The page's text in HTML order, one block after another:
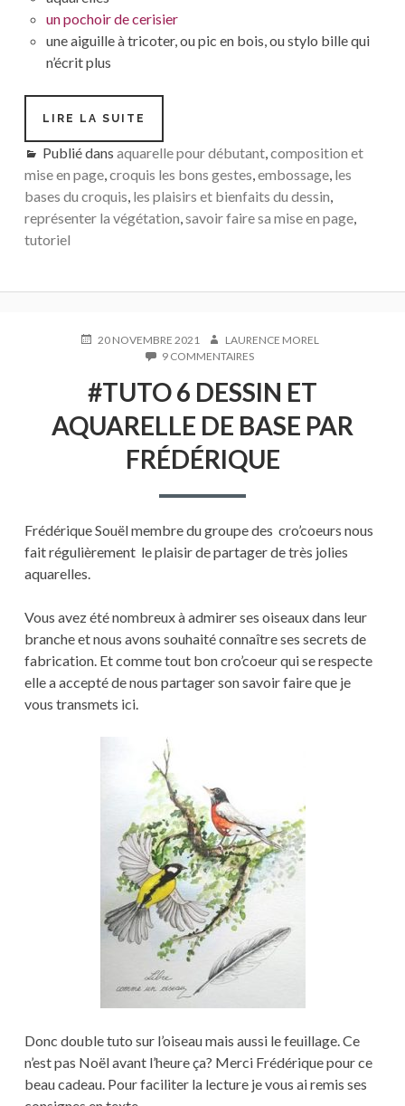
un pochoir de cerisier
une aiguille à tricoter, ou pic en bois, ou stylo bille qui
n’écrit plus
LIRE LA SUITE
AVEC
ET
AQUARELLE
Publié dans aquarelle pour débutant,composition et
mise en page,croquis les bons gestes,embossage, les
bases du croquis, les plaisirs et bienfaits du dessin,
représenter la végétation,savoir faire sa mise en page,
tutoriel
PUBLIÉ20 NOVEMBRE 2021 AUTEUR
LAURENCE MOREL
9 COMMENTAIRESSUR
6
DESSIN
ET
AQUARELLE
DE
BASE
#TUTO 6 DESSIN ET
AQUARELLE DE BASE PAR
FRÉDÉRIQUE
Frédérique Souël membre du groupe des cro’coeurs nous
fait régulièrement le plaisir de partager de très jolies
aquarelles.
Vous avez été nombreux à admirer ses oiseaux dans leur
branche et nous avons souhaité connaître ses secrets de
fabrication. Et comme tout bon cro’coeur qui se respecte
elle a accepté de nous partager son savoir faire que je
vous transmets ici.
Donc double tuto sur l’oiseau mais aussi le feuillage. Ce
n’est pas Noël avant l’heure ça? Merci Frédérique pour ce
beau cadeau. Pour faciliter la lecture je vous ai remis ses